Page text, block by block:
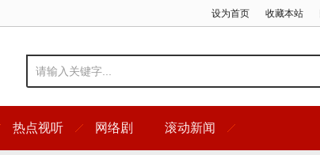
设为首页 收藏本站
热点视听 网络剧 滚动新闻